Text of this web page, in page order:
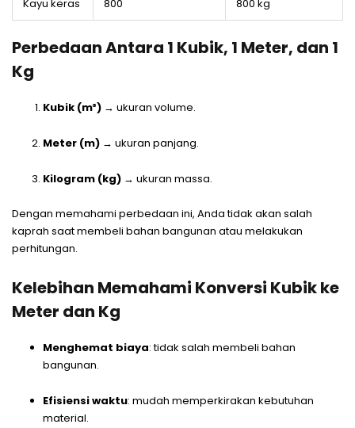
Kayu keras 800 800 kg
Perbedaan Antara 1 Kubik, 1 Meter, dan 1
Kg
Kubik (m³) → ukuran volume.
Meter (m) → ukuran panjang.
Kilogram (kg) → ukuran massa.
Dengan memahami perbedaan ini, Anda tidak akan salah
kaprah saat membeli bahan bangunan atau melakukan
perhitungan.
Kelebihan Memahami Konversi Kubik ke
Meter dan Kg
Menghemat biaya: tidak salah membeli bahan
bangunan.
Efisiensi waktu: mudah memperkirakan kebutuhan
material.